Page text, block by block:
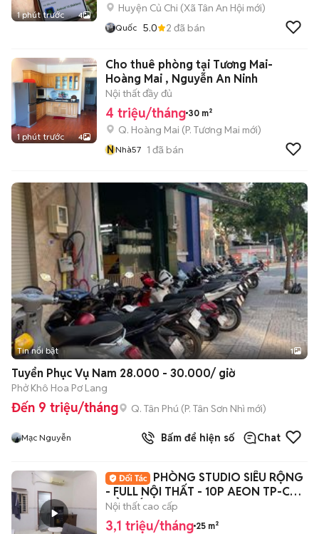
1 phút trước 4
Huyện Củ Chi (Xã Tân An Hội mới)
Quốc 5.0 2 đã bán
1 phút trước 4
Cho thuê phòng tại Tương Mai-
Hoàng Mai , Nguyễn An Ninh
Nội thất đầy đủ
4 triệu/tháng 30 m²
Q. Hoàng Mai (P. Tương Mai mới)
NNhà57 1 đã bán
Tin nổi bật 1
Tuyển Phục Vụ Nam 28.000 - 30.000/ giờ
Phở Khô Hoa Pơ Lang
Đến 9 triệu/tháng Q. Tân Phú (P. Tân Sơn Nhì mới)
Mạc Nguyễn Bấm để hiện số Chat
PHÒNG STUDIO SIÊU RỘNG
- FULL NỘI THẤT - 10P AEON TP-CỬA
SỔ GIẾNG TRỜI
Nội thất cao cấp
3,1 triệu/tháng 25 m²